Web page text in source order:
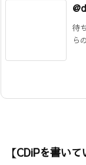
待
ら
【CDiPを書いて